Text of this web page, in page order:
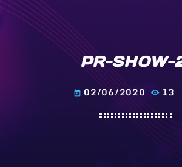
PR-SHOW-
today 02/06/2020 13